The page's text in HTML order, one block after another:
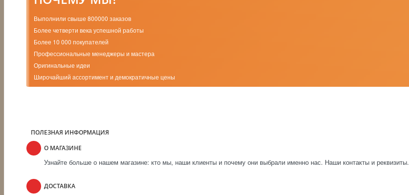
Выполнили свыше 800000 заказов
Более четверти века успешной работы
Более 10 000 покупателей
Профессиональные менеджеры и мастера
Оригинальные идеи
Широчайший ассортимент и демократичные цены
ПОЛЕЗНАЯ ИНФОРМАЦИЯ
О МАГАЗИНЕ
Узнайте больше о нашем магазине: кто мы, наши клиенты и почему они выбрали именно нас. Наши контакты и реквизиты.
ДОСТАВКА